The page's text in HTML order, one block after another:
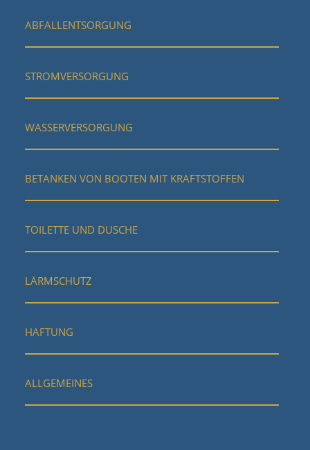
ABFALLENTSORGUNG
STROMVERSORGUNG
WASSERVERSORGUNG
BETANKEN VON BOOTEN MIT KRAFTSTOFFEN
TOILETTE UND DUSCHE
LÄRMSCHUTZ
HAFTUNG
ALLGEMEINES